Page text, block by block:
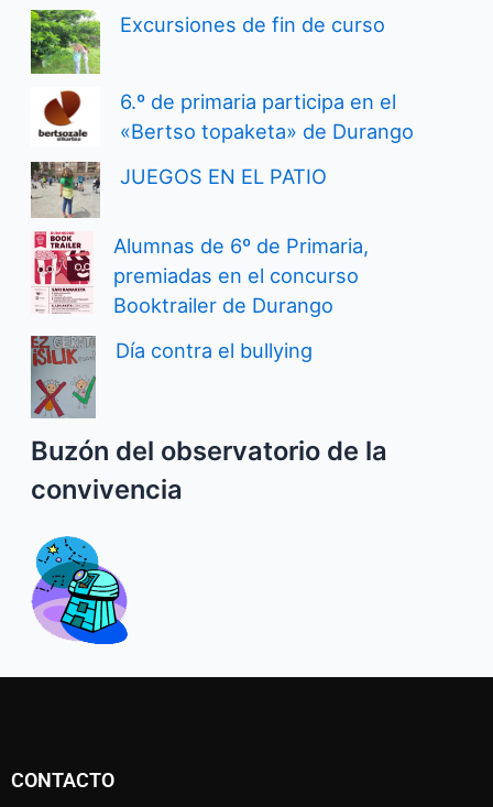
Excursiones de fin de curso
6.º de primaria participa en el
«Bertso topaketa» de Durango
JUEGOS EN EL PATIO
Alumnas de 6º de Primaria,
premiadas en el concurso
Booktrailer de Durango
Día contra el bullying
Buzón del observatorio de la
convivencia
CONTACTO